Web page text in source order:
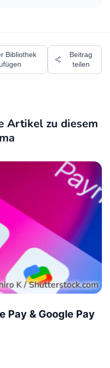
Bibliothek
Beitrag
teilen
Artikel zu diesem
Pay & Google Pay